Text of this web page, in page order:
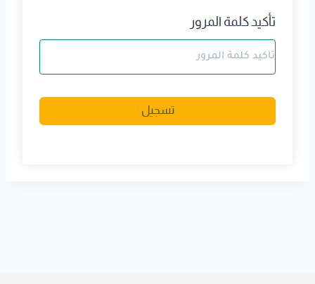
تأكيد كلمة المرور
l
تسجيل